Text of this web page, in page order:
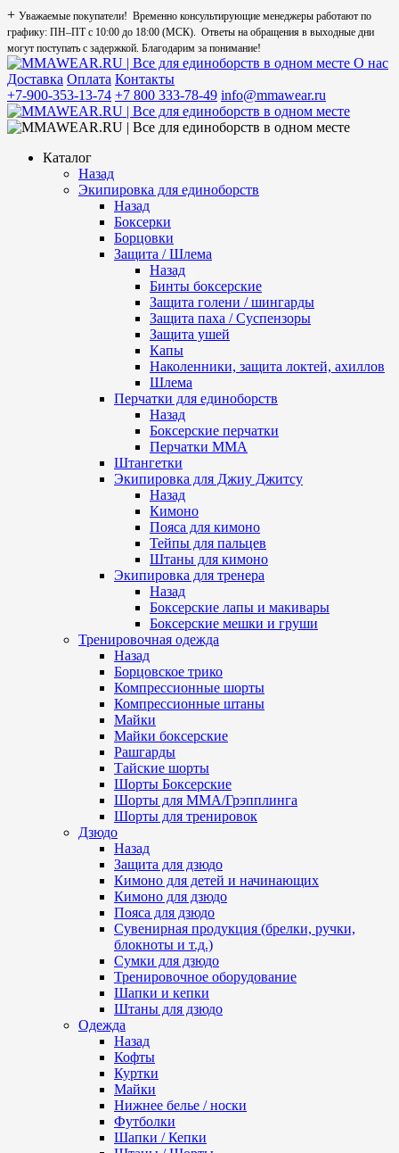
+ Уважаемые покупатели! Временно консультирующие менеджеры работают по
графику: ПН–ПТ с 10:00 до 18:00 (МСК). Ответы на обращения в выходные дни
могут поступать с задержкой. Благодарим за понимание!
О нас
Доставка Оплата Контакты
+7-900-353-13-74 +7 800 333-78-49 info@mmawear.ru
Каталог
Назад
Экипировка для единоборств
Назад
Боксерки
Борцовки
Защита / Шлема
Назад
Бинты боксерские
Защита голени / шингарды
Защита паха / Суспензоры
Защита ушей
Капы
Наколенники, защита локтей, ахиллов
Шлема
Перчатки для единоборств
Назад
Боксерские перчатки
Перчатки ММА
Штангетки
Экипировка для Джиу Джитсу
Назад
Кимоно
Пояса для кимоно
Тейпы для пальцев
Штаны для кимоно
Экипировка для тренера
Назад
Боксерские лапы и макивары
Боксерские мешки и груши
Тренировочная одежда
Назад
Борцовское трико
Компрессионные шорты
Компрессионные штаны
Майки
Майки боксерские
Рашгарды
Тайские шорты
Шорты Боксерские
Шорты для ММА/Грэпплинга
Шорты для тренировок
Дзюдо
Назад
Защита для дзюдо
Кимоно для детей и начинающих
Кимоно для дзюдо
Пояса для дзюдо
Сувенирная продукция (брелки, ручки,
блокноты и т.д.)
Сумки для дзюдо
Тренировочное оборудование
Шапки и кепки
Штаны для дзюдо
Одежда
Назад
Кофты
Куртки
Майки
Нижнее белье / носки
Футболки
Шапки / Кепки